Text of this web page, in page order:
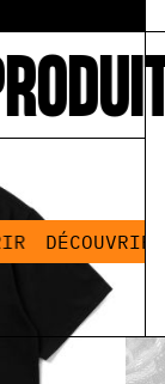
DÉCOUVRIR